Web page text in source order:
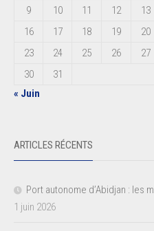
9
10 11 12 13
16
17 18 19 20
23
24 25 26 27
30
31
« Juin
ARTICLES RÉCENTS
Port autonome d’Abidjan : les
1 juin 2026